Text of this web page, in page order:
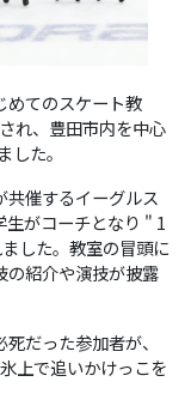
てのスケート教
れ、豊田市内を中心
た。
催するイーグルス
がコーチとなり " 1
した。教室の冒頭に
の紹介や演技が披露
だった参加者が、
上で追いかけっこを